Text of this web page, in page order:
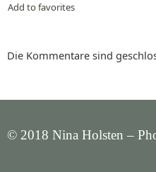
Add to favorites
Die Kommentare sind
© 2018 Nina Holsten –